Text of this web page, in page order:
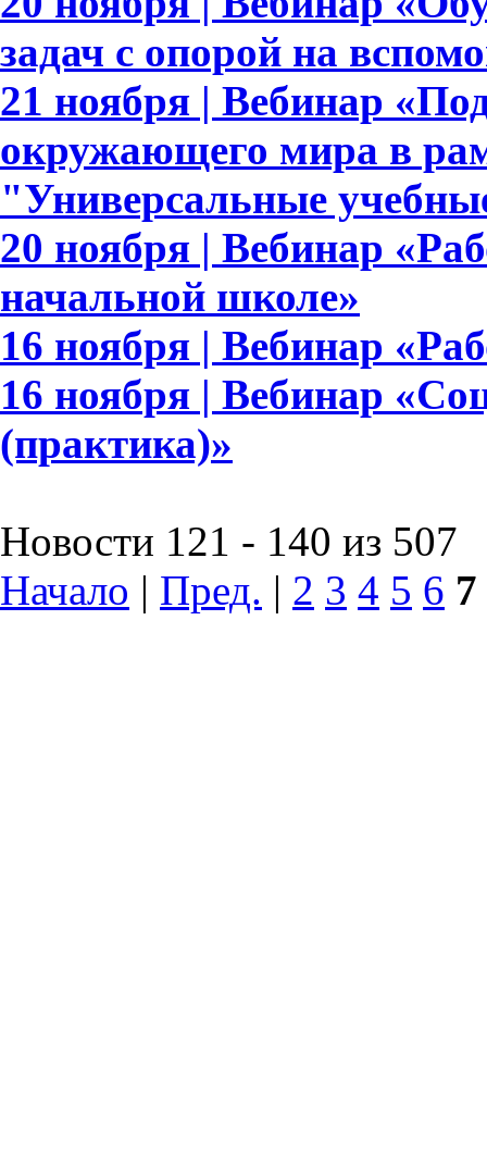
задач с опорой на
21 ноября | Вебинар
окружающего мира в
"Универсальные
20 ноября | Вебинар
начальной школе»
16 ноября | Вебинар
16 ноября | Вебинар
(практика)»
Новости 121 - 140 из 507
Начало | Пред. | 2 3 4 5 6 7